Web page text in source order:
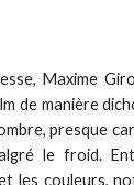
Maxime
de manière
presque
le froid.
les couleurs,